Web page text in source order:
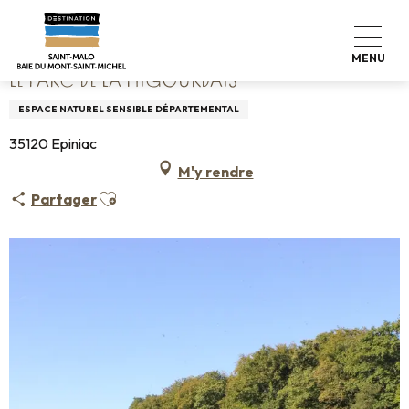
contenu
principal
MENU
Accueil Le parc de la Higourdais
LE PARC DE LA HIGOURDAIS
ESPACE NATUREL SENSIBLE DÉPARTEMENTAL
35120 Epiniac
M'y rendre
PartagerAjouter aux favoris